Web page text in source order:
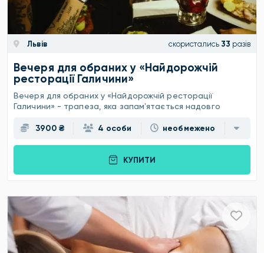
Львів скористались 33 разів
Вечеря для обраних у «Найдорожчій
ресторації Галичини»
Вечеря для обраних у «Найдорожчій ресторації
Галичини» - трапеза, яка запамʼятається надовго
3900 ₴ 4 особи необмежено
КУПИТИ